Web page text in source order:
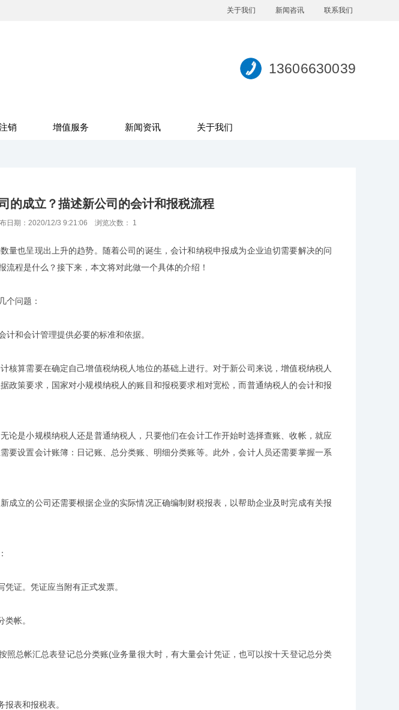
关于我们 新闻咨讯 联系我们
13606630039
销 增值服务 新闻资讯 关于我们
的成立？描述新公司的会计和报税流程
日期：2020/12/3 9:21:06 浏览次数： 1
量也呈现出上升的趋势。随着公司的诞生，会计和纳税申报成为企业迫切需要解决的问
程是什么？接下来，本文将对此做一个具体的介绍！
个问题：
和会计管理提供必要的标准和依据。
核算需要在确定自己增值税纳税人地位的基础上进行。对于新公司来说，增值税纳税人
政策要求，国家对小规模纳税人的账目和报税要求相对宽松，而普通纳税人的会计和报
论是小规模纳税人还是普通纳税人，只要他们在会计工作开始时选择查账、收帐，就应
要设置会计账簿：日记账、总分类账、明细分类账等。此外，会计人员还需要掌握一系
成立的公司还需要根据企业的实际情况正确编制财税报表，以帮助企业及时完成有关报
证。凭证应当附有正式发票。
帐。
照总帐汇总表登记总分类账(业务量很大时，有大量会计凭证，也可以按十天登记总分类
表和报税表。